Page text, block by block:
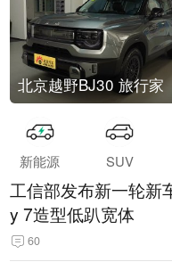
北京越野BJ30 旅行家
新能源 SUV
工信部发布新一轮新
y 7造型低趴宽体
60